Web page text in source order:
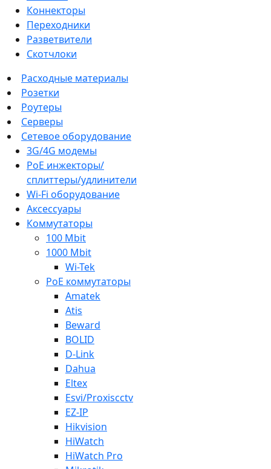
Коннекторы
Переходники
Разветвители
Скотчлоки
Расходные материалы
Розетки
Роутеры
Серверы
Сетевое оборудование
3G/4G модемы
PoE инжекторы/
сплиттеры/удлинители
Wi-Fi оборудование
Аксессуары
Коммутаторы
100 Mbit
1000 Mbit
Wi-Tek
PoE коммутаторы
Amatek
Atis
Beward
BOLID
D-Link
Dahua
Eltex
Esvi/Proxiscctv
EZ-IP
Hikvision
HiWatch
HiWatch Pro